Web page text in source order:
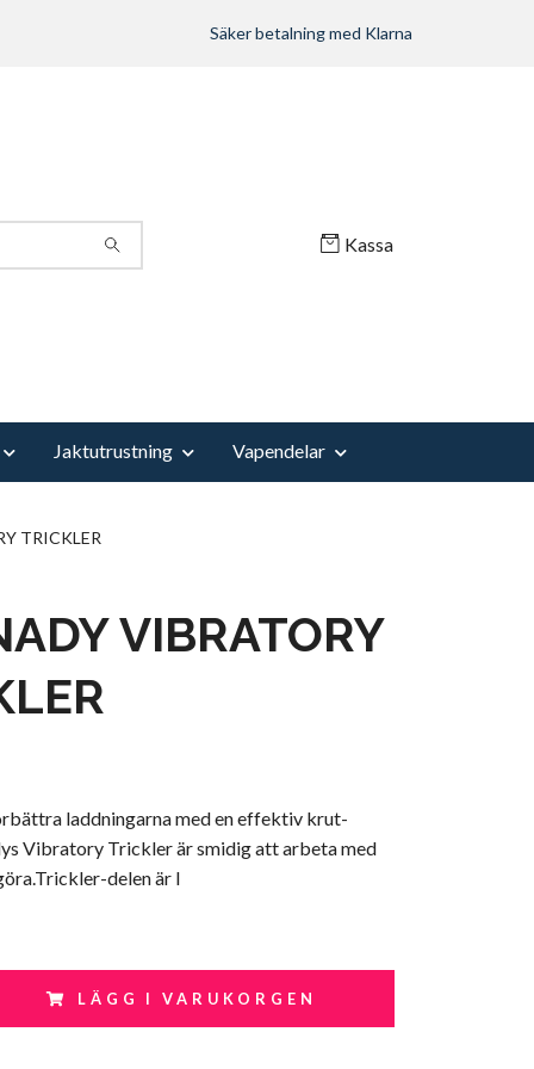
Säker betalning med Klarna
Kassa
Jaktutrustning Vapendelar
TRICKLER
VIBRATORY
laddningarna med en effektiv krut-
Vibratory Trickler är smidig att arbeta med
delen är l
LÄGG I VARUKORGEN